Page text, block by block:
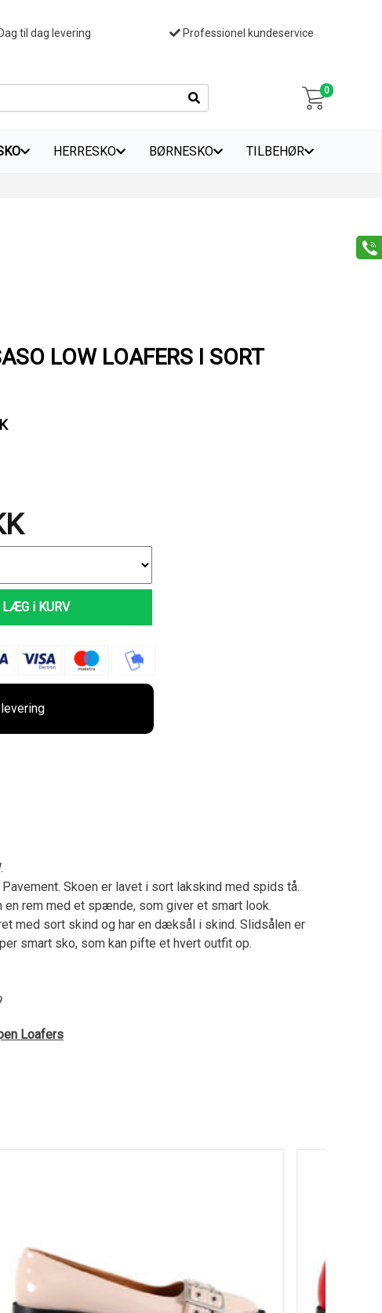
LOW LOAFERS I SORT
LÆG i KURV
Skoen er lavet i sort lakskind med spids tå.
en rem med et spænde, som giver et smart look.
med sort skind og har en dæksål i skind. Slidsålen er
smart sko, som kan pifte et hvert outfit op.
Loafers
HERRESKO BØRNESKO TILBEHØR
0
til dag levering Professionel kundeservice